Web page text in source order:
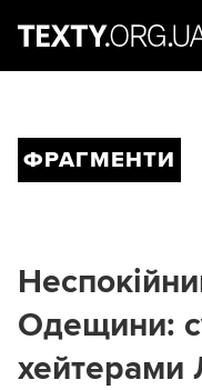
ФРАГМЕНТИ
Одещини:
хейтерами